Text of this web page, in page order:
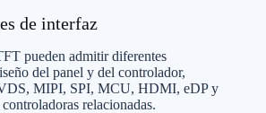
de interfaz
pueden admitir diferentes
del panel y del controlador,
MIPI, SPI, MCU, HDMI, eDP y
relacionadas.